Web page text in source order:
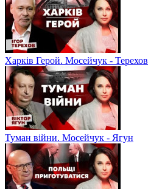
Харків Герой. Мосейчук - Терехов
Туман війни. Мосейчук - Ягун